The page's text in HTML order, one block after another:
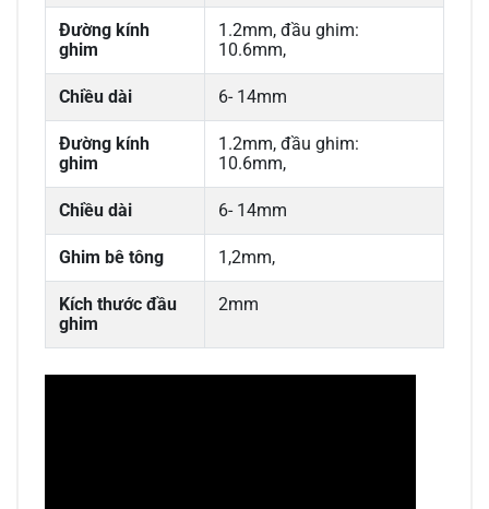
Đường kính
ghim
1.2mm, đầu ghim:
10.6mm,
Chiều dài 6- 14mm
Đường kính
ghim
1.2mm, đầu ghim:
10.6mm,
Chiều dài 6- 14mm
Ghim bê tông 1,2mm,
Kích thước đầu
ghim
2mm